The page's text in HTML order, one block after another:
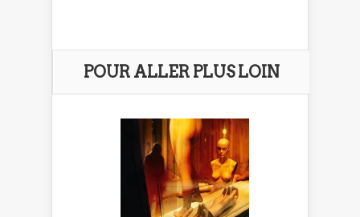
POUR ALLER PLUS LOIN